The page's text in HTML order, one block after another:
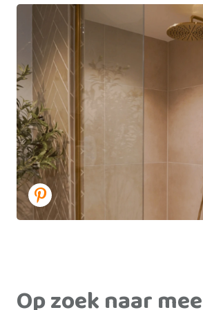
Op zoek naar